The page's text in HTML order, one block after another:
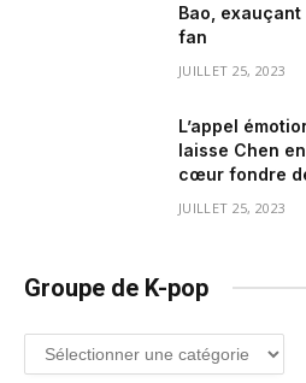
Bao,
fan
JUILLET 25, 2023
L’appel
laisse Chen
cœur fondre
JUILLET 25, 2023
Groupe de K-pop
Groupe
de